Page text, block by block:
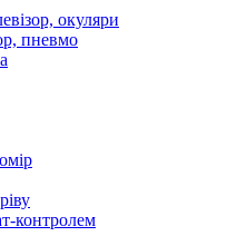
окуляри
пневмо
контролем